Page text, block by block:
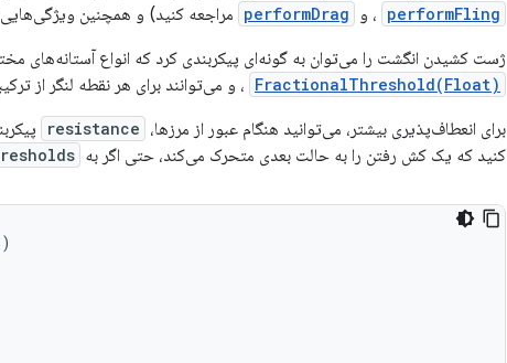
، performFling و performDrag مراجعه کنید) و همچنین
ژست کشیدن انگشت را می‌توان به گونه‌ای پیکربندی کرد که انواع آستانه‌های
FractionalThreshold(Float) ، و می‌توانند برای هر نقطه لنگر از
برای انعطاف‌پذیری بیشتر، می‌توانید هنگام عبور از مرزها، resistance
کنید که یک کش رفتن را به حالت بعدی متحرک می‌کند، حتی اگر به
)